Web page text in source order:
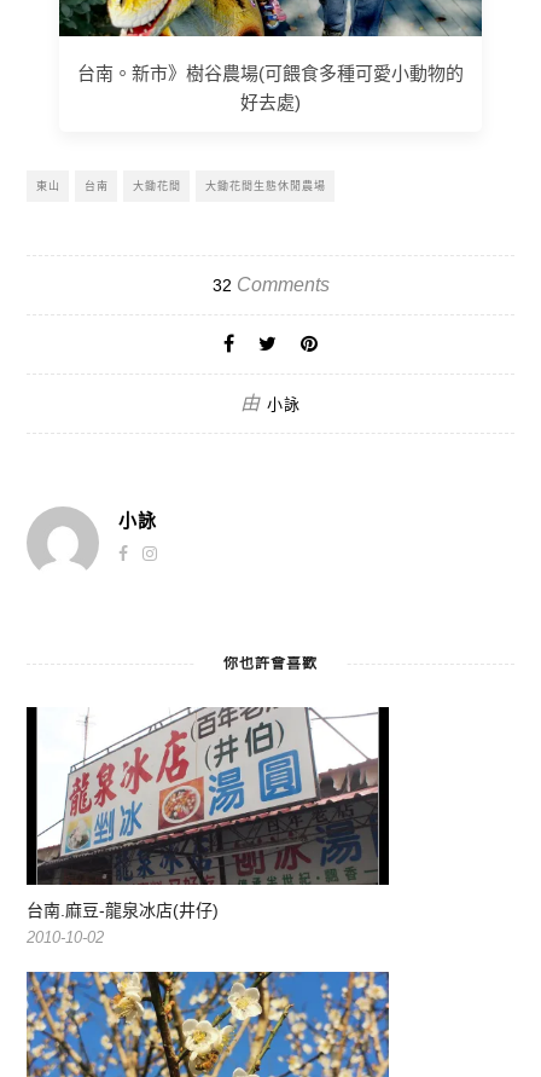
台南。新市》樹谷農場(可餵食多種可愛小動物的
好去處)
東山 台南 大鋤花間 大鋤花間生態休閒農場
32 Comments
由 小詠
小詠
你也許會喜歡
台南.麻豆-龍泉冰店(井仔)
2010-10-02